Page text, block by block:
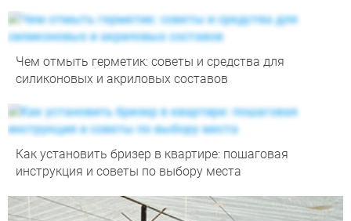
Чем отмыть герметик: советы и средства для
силиконовых и акриловых составов
Как установить бризер в квартире: пошаговая
инструкция и советы по выбору места